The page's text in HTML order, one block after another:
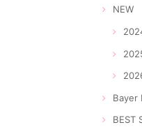
NEW
Bayer
BEST